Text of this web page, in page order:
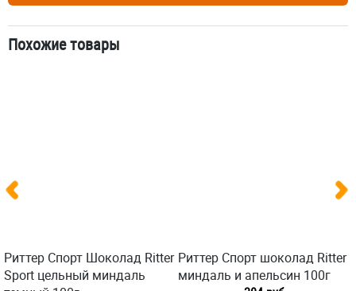
Похожие товары
Риттер Спорт Шоколад Ritter
Sport цельный миндаль
Риттер Спорт шоколад Ritter
миндаль и апельсин 100г